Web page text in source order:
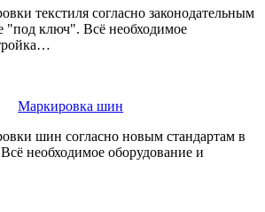
текстиля согласно законодательным
"под ключ". Всё необходимое
Маркировка шин
шин согласно новым стандартам в
необходимое оборудование и